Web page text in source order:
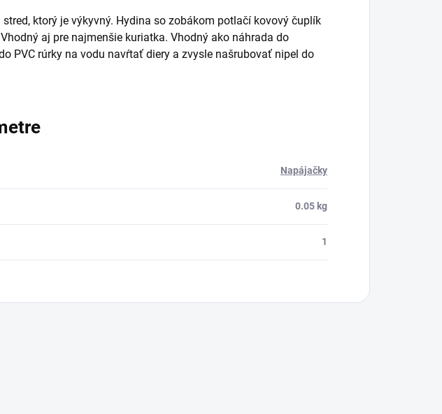
ktorý je výkyvný. Hydina so zobákom potlačí kovový čuplík
aj pre najmenšie kuriatka. Vhodný ako náhrada do
PVC rúrky na vodu navŕtať diery a zvysle našrubovať nipel do
Napájačky
0.05 kg
1